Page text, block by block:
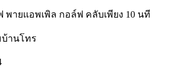
พายแอพเพิล กอล์ฟ คลับเพียง 10 นที
านโทร